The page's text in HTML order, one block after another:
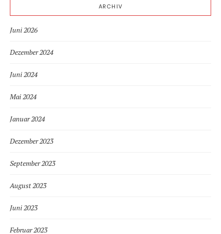
ARCHIV
Juni 2026
Dezember 2024
Juni 2024
Mai 2024
Januar 2024
Dezember 2023
September 2023
August 2023
Juni 2023
Februar 2023